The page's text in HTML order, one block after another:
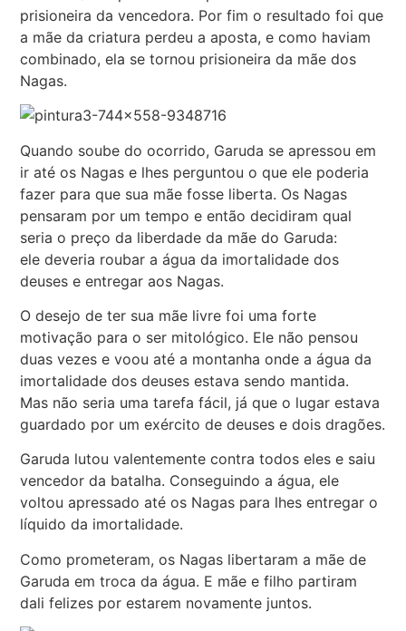
prisioneira da vencedora. Por fim o resultado foi que
a mãe da criatura perdeu a aposta, e como haviam
combinado, ela se tornou prisioneira da mãe dos
Nagas.
Quando soube do ocorrido, Garuda se apressou em
ir até os Nagas e lhes perguntou o que ele poderia
fazer para que sua mãe fosse liberta. Os Nagas
pensaram por um tempo e então decidiram qual
seria o preço da liberdade da mãe do Garuda:
ele deveria roubar a água da imortalidade dos
deuses e entregar aos Nagas.
O desejo de ter sua mãe livre foi uma forte
motivação para o ser mitológico. Ele não pensou
duas vezes e voou até a montanha onde a água da
imortalidade dos deuses estava sendo mantida.
Mas não seria uma tarefa fácil, já que o lugar estava
guardado por um exército de deuses e dois dragões.
Garuda lutou valentemente contra todos eles e saiu
vencedor da batalha. Conseguindo a água, ele
voltou apressado até os Nagas para lhes entregar o
líquido da imortalidade.
Como prometeram, os Nagas libertaram a mãe de
Garuda em troca da água. E mãe e filho partiram
dali felizes por estarem novamente juntos.